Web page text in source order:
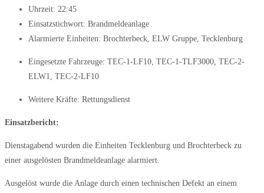
Uhrzeit: 22:45
Einsatzstichwort: Brandmeldeanlage
Alarmierte Einheiten: Brochterbeck, ELW Gruppe, Tecklenburg
Eingesetzte Fahrzeuge: TEC-1-LF10, TEC-1-TLF3000, TEC-2-
ELW1, TEC-2-LF10
Weitere Kräfte: Rettungsdienst
Einsatzbericht:
Dienstagabend wurden die Einheiten Tecklenburg und Brochterbeck zu
einer ausgelösten Brandmeldeanlage alarmiert.
Ausgelöst wurde die Anlage durch einen technischen Defekt an einem